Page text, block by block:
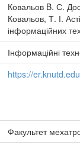
Ковальов B. С.
Ковальов, Т. І.
інформаційних
Інформаційні
https://
Факультет